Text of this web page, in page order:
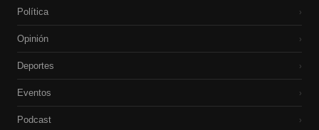
Política ›
Opinión ›
Deportes ›
Eventos ›
Podcast ›